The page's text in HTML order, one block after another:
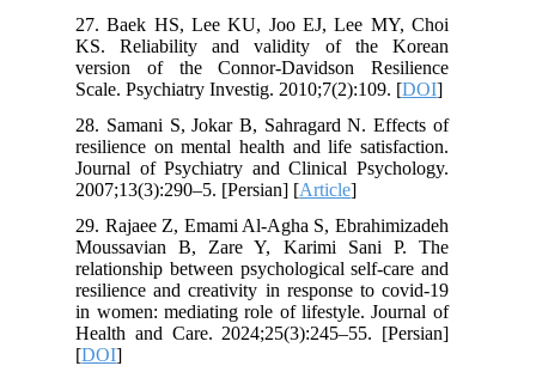
27. Baek HS, Lee KU, Joo EJ, Lee MY, Choi
KS. Reliability and validity of the Korean
version of the Connor-Davidson Resilience
Scale. Psychiatry Investig. 2010;7(2):109. [DOI
28. Samani S, Jokar B, Sahragard N. Effects of
resilience on mental health and life satisfaction.
Journal of Psychiatry and Clinical Psychology.
2007;13(3):290–5. [Persian] [Article
29. Rajaee Z, Emami Al-Agha S, Ebrahimizadeh
Moussavian B, Zare Y, Karimi Sani P. The
relationship between psychological self-care and
resilience and creativity in response to covid-19
in women: mediating role of lifestyle. Journal of
Health and Care. 2024;25(3):245–55. [Persian]
[DOI